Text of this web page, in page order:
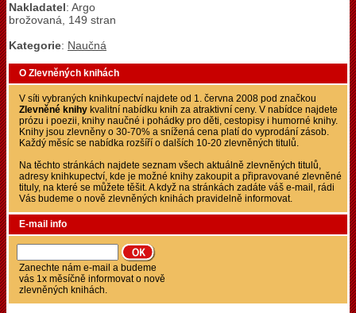
Nakladatel: Argo
brožovaná, 149 stran
Kategorie: Naučná
O Zlevněných knihách
V síti vybraných knihkupectví najdete od 1. června 2008 pod značkou
Zlevněné knihy kvalitní nabídku knih za atraktivní ceny. V nabídce najdete
prózu i poezii, knihy naučné i pohádky pro děti, cestopisy i humorné knihy.
Knihy jsou zlevněny o 30-70% a snížená cena platí do vyprodání zásob.
Každý měsíc se nabídka rozšíří o dalších 10-20 zlevněných titulů.
Na těchto stránkách najdete seznam všech aktuálně zlevněných titulů,
adresy knihkupectví, kde je možné knihy zakoupit a připravované zlevněné
tituly, na které se můžete těšit. A když na stránkách zadáte váš e-mail, rádi
Vás budeme o nově zlevněných knihách pravidelně informovat.
E-mail info
Zanechte nám e-mail a budeme
vás 1x měsíčně informovat o nově
zlevněných knihách.